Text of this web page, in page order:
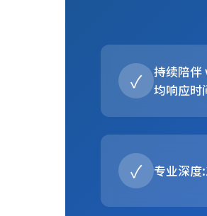
✓
持续陪伴
均响应时
✓ 专业深度